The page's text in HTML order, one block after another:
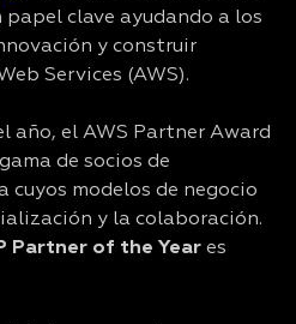
papel clave ayudando a los
y construir
Services (AWS).
año, el AWS Partner Award
de socios de
modelos de negocio
y la colaboración.
Partner of the Year es